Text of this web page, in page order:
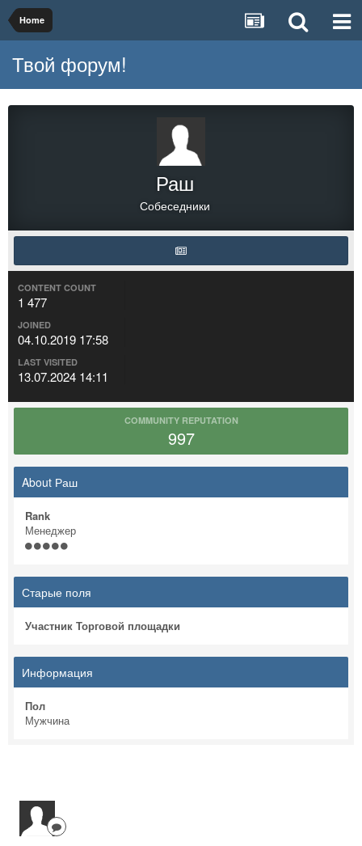
Home
Твой форум!
Раш
Собеседники
CONTENT COUNT
1 477
JOINED
04.10.2019 17:58
LAST VISITED
13.07.2024 14:11
COMMUNITY REPUTATION
997
About Раш
Rank
Менеджер
Старые поля
Участник Торговой площадки
Информация
Пол
Мужчина